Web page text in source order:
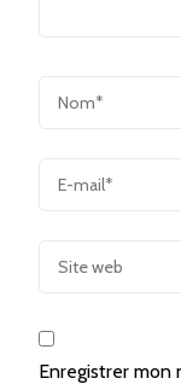
Enregistrer mon